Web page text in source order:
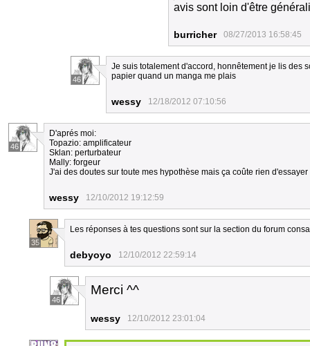
avis sont loin d'être
burricher 08/27/2013 16:58:45
46
Je suis totalement d'accord, honnêtement je lis des
papier quand un manga me plais
wessy 12/18/2012 07:10:56
46
D'aprés moi:
Topazio: amplificateur
Sklan: perturbateur
Mally: forgeur
J'ai des doutes sur toute mes hypothèse mais ça coûte rien d'essayer
wessy 12/10/2012 19:12:59
35
Les réponses à tes questions sont sur la section du forum
debyoyo 12/10/2012 22:59:14
46
Merci ^^
wessy 12/10/2012 23:01:04